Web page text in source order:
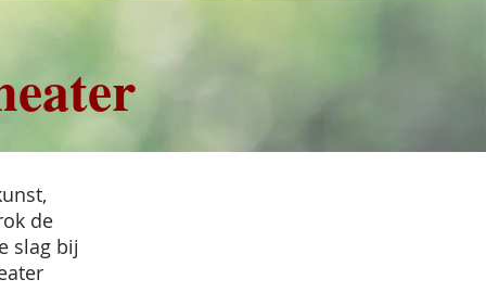
de
slag bij